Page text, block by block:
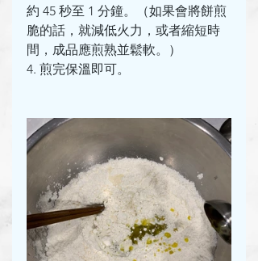
約 45 秒至 1 分鐘。（如果會將餅煎
脆的話，就減低火力，或者縮短時
間，成品應煎熟並鬆軟。）
4. 煎完保溫即可。